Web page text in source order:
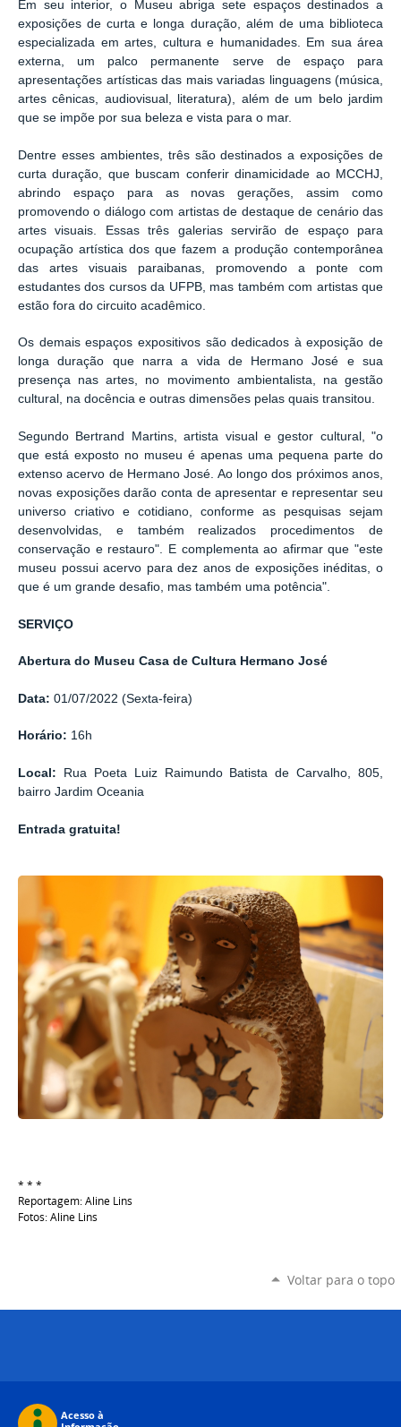
Em seu interior, o Museu abriga sete espaços destinados a
exposições de curta e longa duração, além de uma biblioteca
especializada em artes, cultura e humanidades. Em sua área
externa, um palco permanente serve de espaço para
apresentações artísticas das mais variadas linguagens (música,
artes cênicas, audiovisual, literatura), além de um belo jardim
que se impõe por sua beleza e vista para o mar.
Dentre esses ambientes, três são destinados a exposições de
curta duração, que buscam conferir dinamicidade ao MCCHJ,
abrindo espaço para as novas gerações, assim como
promovendo o diálogo com artistas de destaque de cenário das
artes visuais. Essas três galerias servirão de espaço para
ocupação artística dos que fazem a produção contemporânea
das artes visuais paraibanas, promovendo a ponte com
estudantes dos cursos da UFPB, mas também com artistas que
estão fora do circuito acadêmico.
Os demais espaços expositivos são dedicados à exposição de
longa duração que narra a vida de Hermano José e sua
presença nas artes, no movimento ambientalista, na gestão
cultural, na docência e outras dimensões pelas quais transitou.
Segundo Bertrand Martins, artista visual e gestor cultural, "o
que está exposto no museu é apenas uma pequena parte do
extenso acervo de Hermano José. Ao longo dos próximos anos,
novas exposições darão conta de apresentar e representar seu
universo criativo e cotidiano, conforme as pesquisas sejam
desenvolvidas, e também realizados procedimentos de
conservação e restauro". E complementa ao afirmar que "este
museu possui acervo para dez anos de exposições inéditas, o
que é um grande desafio, mas também uma potência".
SERVIÇO
Abertura do Museu Casa de Cultura Hermano José
Data: 01/07/2022 (Sexta-feira)
Horário: 16h
Local: Rua Poeta Luiz Raimundo Batista de Carvalho, 805,
bairro Jardim Oceania
Entrada gratuita!
* * *
Reportagem: Aline Lins
Fotos: Aline Lins
Voltar para o topo